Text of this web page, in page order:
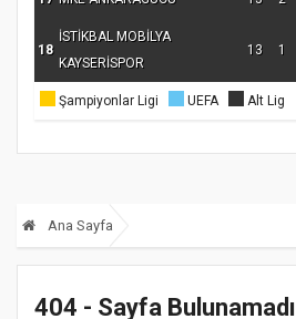
18
İSTİKBAL MOBİLYA
KAYSERİSPOR
13 1
Şampiyonlar Ligi UEFA Alt Lig
Ana Sayfa
404 - Sayfa Bulunamadı